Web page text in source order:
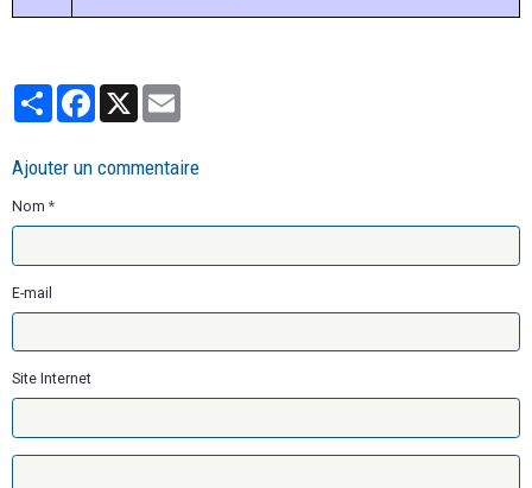
PartagerFacebook
Ajouter un commentaire
Nom
E-mail
Site Internet